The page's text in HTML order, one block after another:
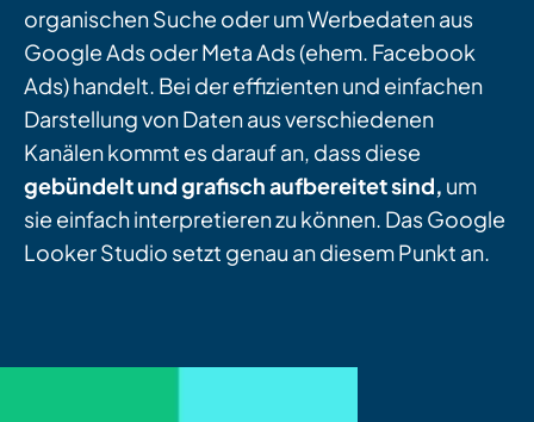
organischen Suche oder um Werbedaten aus
Google Ads oder Meta Ads (ehem. Facebook
Ads) handelt. Bei der effizienten und einfachen
Darstellung von Daten aus verschiedenen
Kanälen kommt es darauf an, dass diese
gebündelt und grafisch aufbereitet sind, um
sie einfach interpretieren zu können. Das Google
Looker Studio setzt genau an diesem Punkt an.